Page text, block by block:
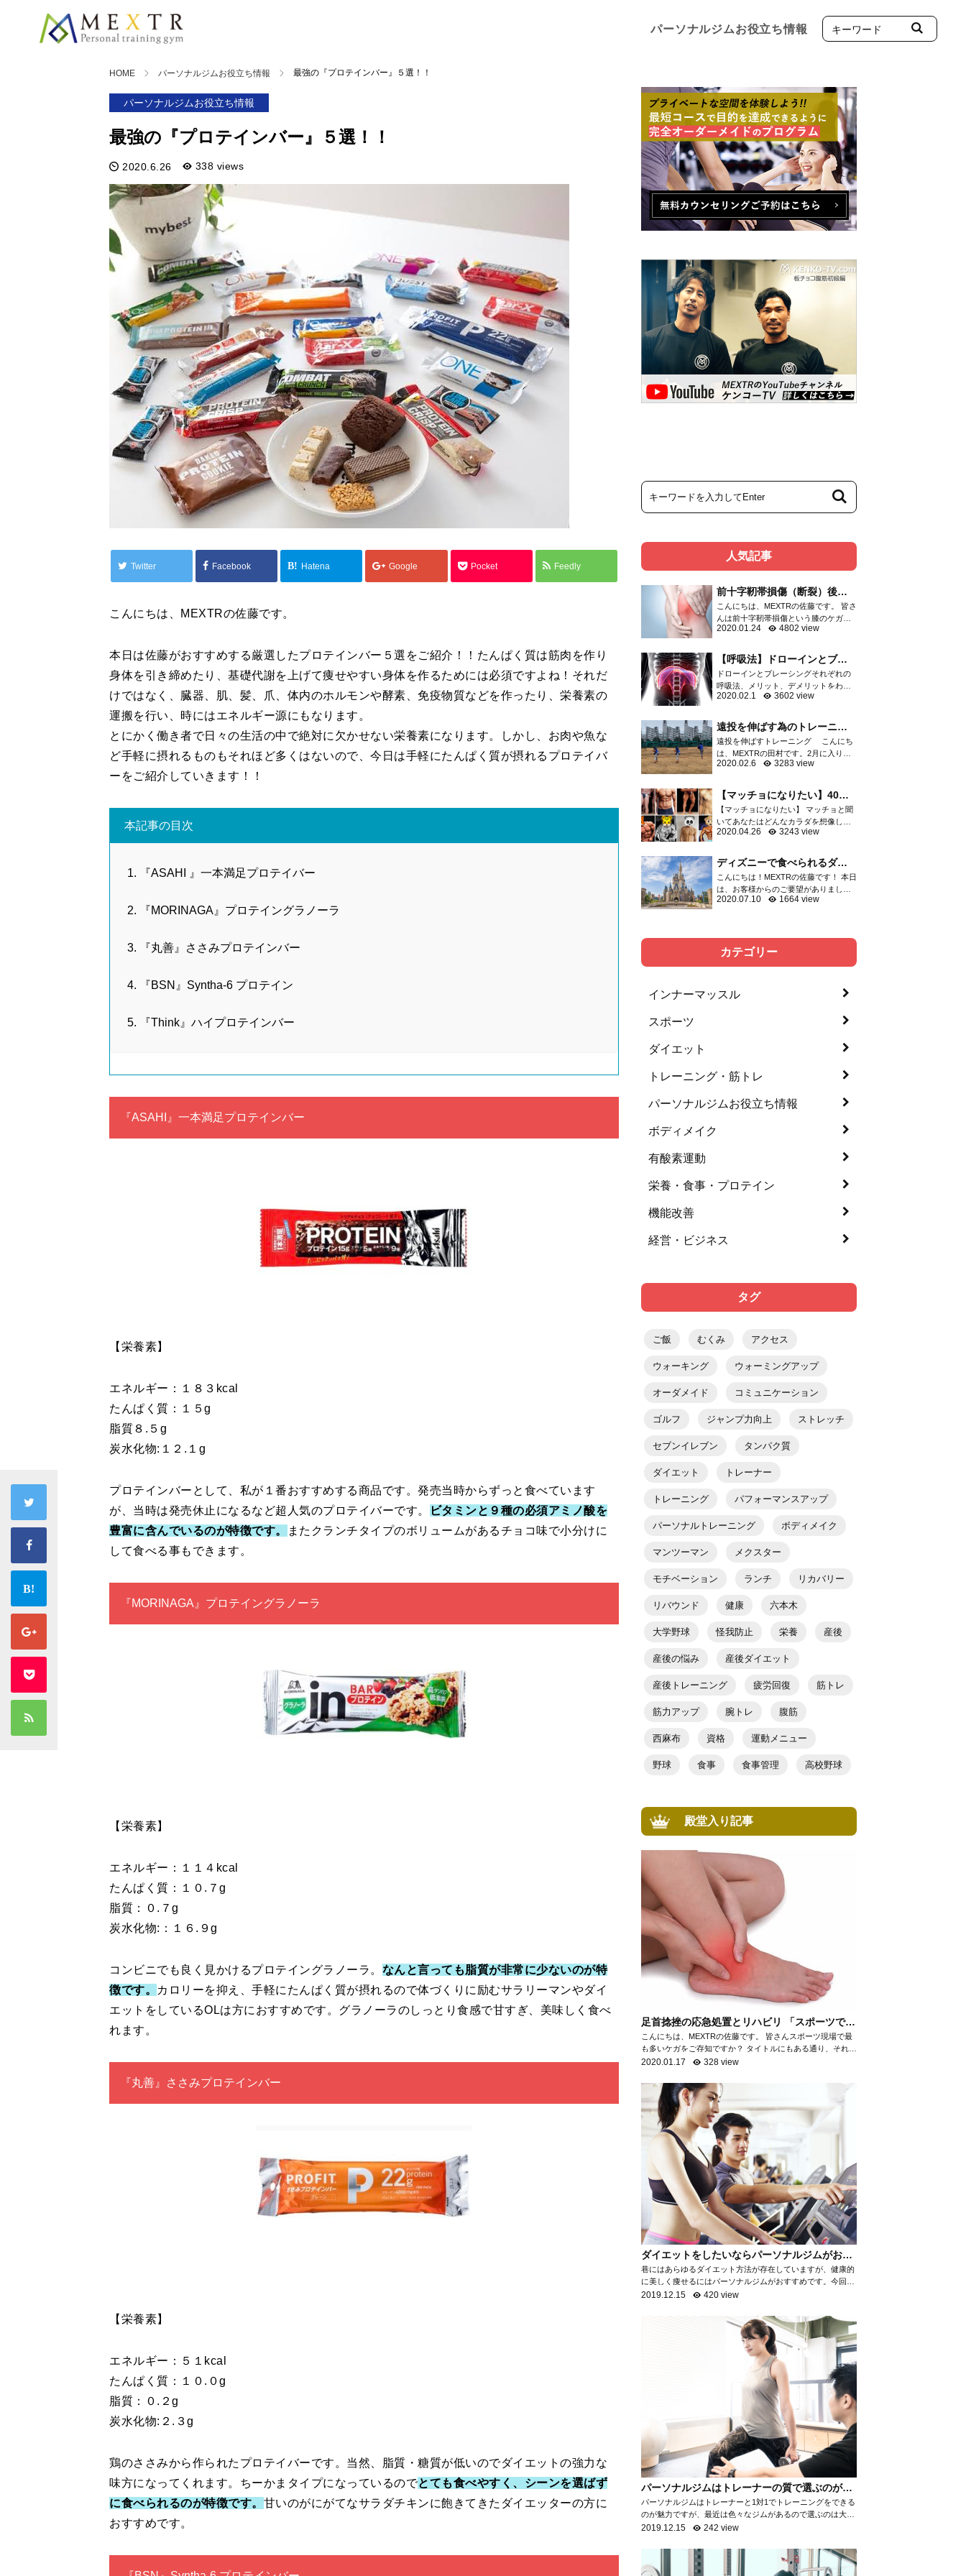
パーソナルジムお役立ち情報
HOME パーソナルジムお役立ち情報 最強の『プロテインバー』５選！！
パーソナルジムお役立ち情報
最強の『プロテインバー』５選！！
2020.6.26 338 views
Twitter Facebook Hatena Google Pocket Feedly
こんにちは、MEXTRの佐藤です。
本日は佐藤がおすすめする厳選したプロテインバー５選をご紹介！！たんぱく質は筋肉を作り
身体を引き締めたり、基礎代謝を上げて痩せやすい身体を作るためには必須ですよね！それだ
けではなく、臓器、肌、髪、爪、体内のホルモンや酵素、免疫物質などを作ったり、栄養素の
運搬を行い、時にはエネルギー源にもなります。
とにかく働き者で日々の生活の中で絶対に欠かせない栄養素になります。しかし、お肉や魚な
ど手軽に摂れるものもそれほど多くはないので、今日は手軽にたんぱく質が摂れるプロテイバ
ーをご紹介していきます！！
本記事の目次
『ASAHI 』一本満足プロテイバー
『MORINAGA』プロテイングラノーラ
『丸善』ささみプロテインバー
『BSN』Syntha-6 プロテイン
『Think』ハイプロテインバー
『ASAHI』一本満足プロテインバー
【栄養素】
エネルギー：１８３kcal
たんぱく質：１５g
脂質８.５g
炭水化物:１２.１g
プロテインバーとして、私が１番おすすめする商品です。発売当時からずっと食べています
が、当時は発売休止になるなど超人気のプロテイバーです。
ビタミンと９種の必須アミノ酸を
豊富に含んでいるのが特徴です。
またクランチタイプのボリュームがあるチョコ味で小分けに
して食べる事もできます。
『MORINAGA』プロテイングラノーラ
【栄養素】
エネルギー：１１４kcal
たんぱく質：１０.７g
脂質：０.７g
炭水化物:：１６.９g
コンビニでも良く見かけるプロテイングラノーラ。 なんと言っても脂質が非常に少ないのが特
徴です。
カロリーを抑え、手軽にたんぱく質が摂れるので体づくりに励むサラリーマンやダイ
エットをしているOLは方におすすめです。グラノーラのしっとり食感で甘すぎ、美味しく食べ
れます。
『丸善』ささみプロテインバー
【栄養素】
エネルギー：５１kcal
たんぱく質：１０.０g
脂質：０.２g
炭水化物:２.３g
鶏のささみから作られたプロテイバーです。当然、脂質・糖質が低いのでダイエットの強力な
味方になってくれます。ちーかまタイプになっているのでとても食べやすく、シーンを選ばず
に食べられるのが特徴です。 甘いのがにがてなサラダチキンに飽きてきたダイエッターの方に
おすすめです。
人気記事
前十字靭帯損傷（断裂）後の
リハビリメニュー
こんにちは、MEXTRの佐藤です。 皆さ
んは前十字靭帯損傷という膝のケガを
ご存知ですか？ 膝関節のケガは頻度の
軟骨など膝関節を構成する重要な組織
が損傷し、スポーツ...
2020.01.24 4802 view
【呼吸法】ドローインとブレ
ーシングはどっちがいい
の？？
ドローインとブレーシングそれぞれの
呼吸法、メリット、デメリットをわか
りやすくご紹介 呼吸の方法としてよく
グ」運動指導者の中でも二極化して...
2020.02.1 3602 view
遠投を伸ばす為のトレーニン
グ
遠投を伸ばすトレーニング こんにち
は、MEXTRの田村です。2月に入りプ
ロ野球はキャンプインしましたね。選
今年も始まったなと感じてます。 突然
ですが、野球の...
2020.02.6 3283 view
【マッチョになりたい】40代
からでも遅くないマッチョに
なる方法
【マッチョになりたい】 マッチョと聞
いてあなたはどんなカラダを想像しま
すか？ 細マッチョ？マッチョ？ゴリマ
ようなゴリマッチョを想像するでしょ
う。 そしてトレ...
2020.04.26 3243 view
ディズニーで食べられるダイ
エット飯をご紹介！！
こんにちは！MEXTRの佐藤です！ 本日
は、お客様からのご要望がありました
ので、ディズニーで食べられるダイエ
がディズニーでのダ...
2020.07.10 1664 view
カテゴリー
インナーマッスル
スポーツ
ダイエット
トレーニング・筋トレ
パーソナルジムお役立ち情報
ボディメイク
有酸素運動
栄養・食事・プロテイン
機能改善
経営・ビジネス
タグ
ご飯 むくみ アクセス
ウォーキング ウォーミングアップ
オーダメイド コミュニケーション
ゴルフ ジャンプ力向上 ストレッチ
セブンイレブン タンパク質
ダイエット トレーナー
トレーニング パフォーマンスアップ
パーソナルトレーニング ボディメイク
マンツーマン メクスター
モチベーション ランチ リカバリー
リバウンド 健康 六本木
大学野球 怪我防止 栄養 産後
産後の悩み 産後ダイエット
産後トレーニング 疲労回復 筋トレ
筋力アップ 腕トレ 腹筋
西麻布 資格 運動メニュー
野球 食事 食事管理 高校野球
殿堂入り記事
足首捻挫の応急処置とリハビリ 「スポーツで最
も多いケガ」
こんにちは、MEXTRの佐藤です。 皆さんスポーツ現場で最
も多いケガをご存知ですか？ タイトルにもある通り、それが
「足首の捻挫」です。 「足首の捻挫」は、スポーツ現場だけ
2020.01.17 328 view
ダイエットをしたいならパーソナルジムがおす
すめ！
巷にはあらゆるダイエット方法が存在していますが、健康的
に美しく痩せるにはパーソナルジムがおすすめです。今回
は、なぜパーソナルジムがダイエットに最適なのかを項目ご
2019.12.15 420 view
パーソナルジムはトレーナーの質で選ぶのがお
すすめ！
パーソナルジムはトレーナーと1対1でトレーニングをできる
のが魅力ですが、最近は色々なジムがあるので選ぶのは大変
ですよね。パーソナルジムで満足ができるところを選ぶため
2019.12.15 242 view